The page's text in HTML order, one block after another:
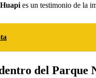
es un testimonio de la
del Parque